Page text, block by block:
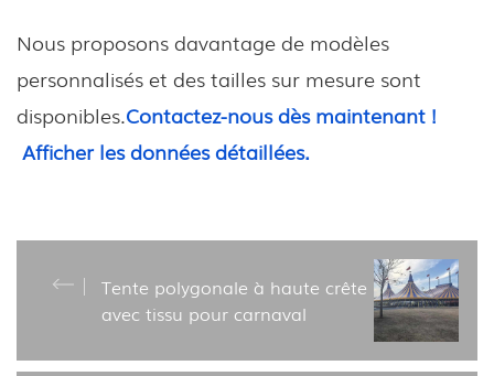
Nous proposons davantage de modèles
personnalisés et des tailles sur mesure sont
disponibles.Contactez-nous dès maintenant !
Afficher les données détaillées.
Tente polygonale à haute crête
avec tissu pour carnaval